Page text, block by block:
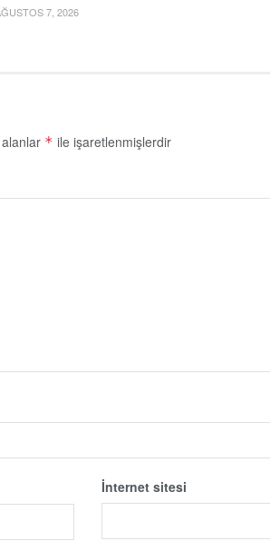
7, 2026
* ile işaretlenmişlerdir
İnternet sitesi